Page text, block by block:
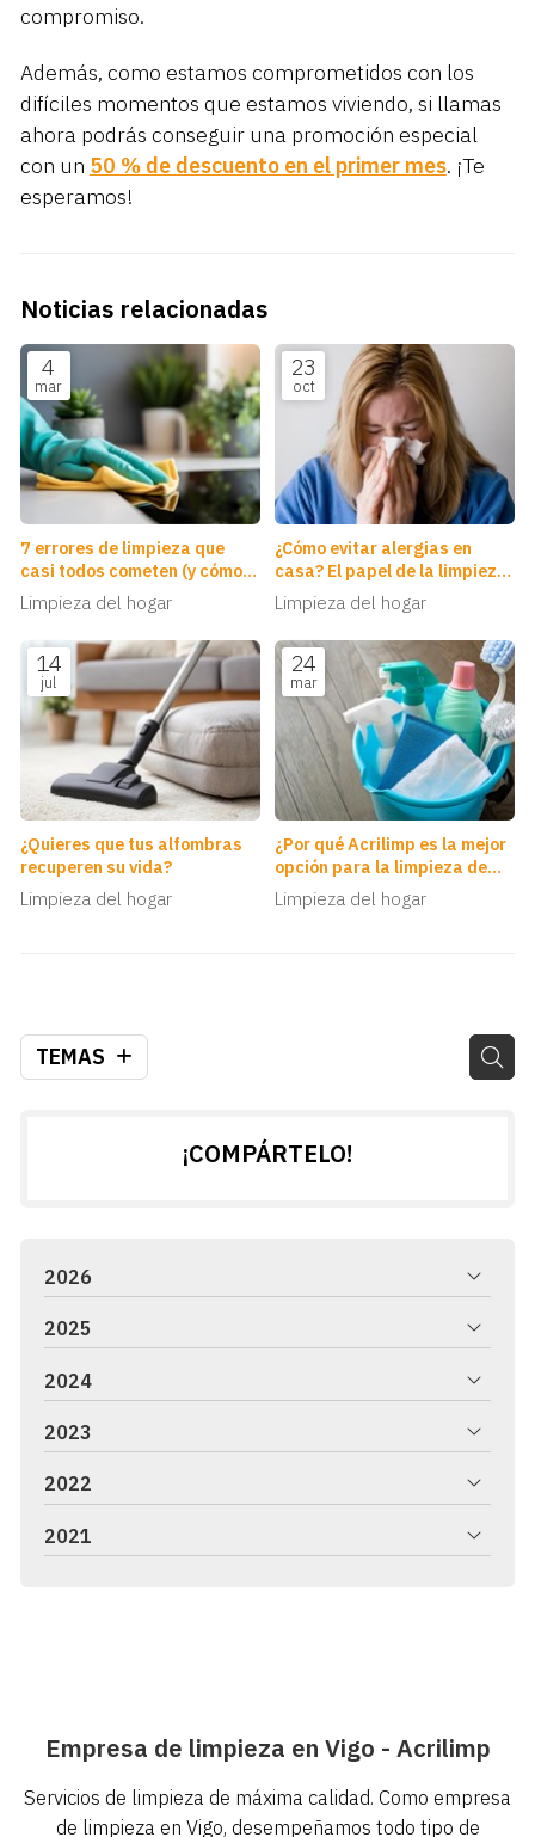
TEMAS
compromiso.
Además, como estamos comprometidos con los
difíciles momentos que estamos viviendo, si llamas
ahora podrás conseguir una promoción especial
con un 50 % de descuento en el primer mes. ¡Te
esperamos!
Noticias relacionadas
4
mar
7 errores de limpieza que
casi todos cometen (y cómo
solucionarlos)
Limpieza del hogar
23
oct
¿Cómo evitar alergias en
casa? El papel de la limpieza
profunda
Limpieza del hogar
14
jul
¿Quieres que tus alfombras
recuperen su vida?
Limpieza del hogar
24
mar
¿Por qué Acrilimp es la mejor
opción para la limpieza de
empresas en Vigo?
Limpieza del hogar
¡COMPÁRTELO!
2026
2025
2024
2023
2022
2021
Empresa de limpieza en Vigo - Acrilimp
Servicios de limpieza de máxima calidad. Como empresa
de limpieza en Vigo, desempeñamos todo tipo de